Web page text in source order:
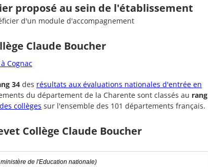
proposé au sein de l'établissement
d'un module d'accompagnement
Claude Boucher
Cognac
34 des résultats aux évaluations nationales d'entrée en
du département de la Charente sont classés au rang
collèges sur l'ensemble des 101 départements français.
Collège Claude Boucher
de l'Education nationale)